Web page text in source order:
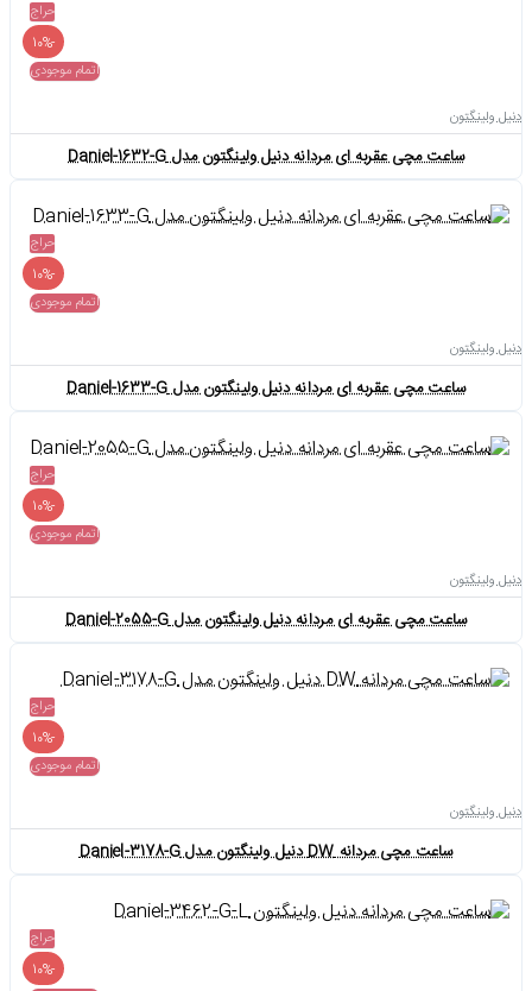
حراج
-10%
اتمام موجودی
دنیل ولینگتون
ساعت مچی عقربه ای مردانه دنیل ولینگتون مدل Daniel-1632-G
حراج
-10%
اتمام موجودی
دنیل ولینگتون
ساعت مچی عقربه ای مردانه دنیل ولینگتون مدل Daniel-1633-G
حراج
-10%
اتمام موجودی
دنیل ولینگتون
ساعت مچی عقربه ای مردانه دنیل ولینگتون مدل Daniel-2055-G
حراج
-10%
اتمام موجودی
دنیل ولینگتون
ساعت مچی مردانه DW دنیل ولینگتون مدل Daniel-3178-G
حراج
-10%